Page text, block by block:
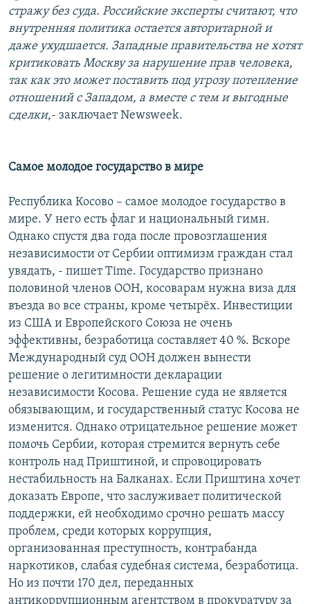
стражу без суда. Российские эксперты считают, что
внутренняя политика остается авторитарной и
даже ухудшается. Западные правительства не хотят
критиковать Москву за нарушение прав человека,
так как это может поставить под угрозу потепление
отношений с Западом, а вместе с тем и выгодные
сделки,- заключает Newsweek.
Самое молодое государство в мире
Республика Косово – самое молодое государство в
мире. У него есть флаг и национальный гимн.
Однако спустя два года после провозглашения
независимости от Сербии оптимизм граждан стал
увядать, - пишет Time. Государство признано
половиной членов ООН, косоварам нужна виза для
въезда во все страны, кроме четырёх. Инвестиции
из США и Европейского Союза не очень
эффективны, безработица составляет 40 %. Вскоре
Международный суд ООН должен вынести
решение о легитимности декларации
независимости Косова. Решение суда не является
обязывающим, и государственный статус Косова не
изменится. Однако отрицательное решение может
помочь Сербии, которая стремится вернуть себе
контроль над Приштиной, и спровоцировать
нестабильность на Балканах. Если Приштина хочет
доказать Европе, что заслуживает политической
поддержки, ей необходимо срочно решать массу
проблем, среди которых коррупция,
организованная преступность, контрабанда
наркотиков, слабая судебная система, безработица.
Но из почти 170 дел, переданных
антикоррупционным агентством в прокуратуру за